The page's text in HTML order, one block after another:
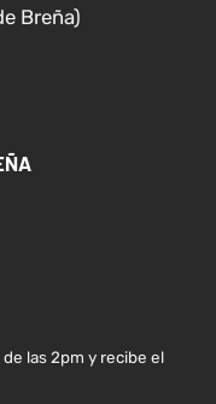
Breña)
las 2pm y recibe el